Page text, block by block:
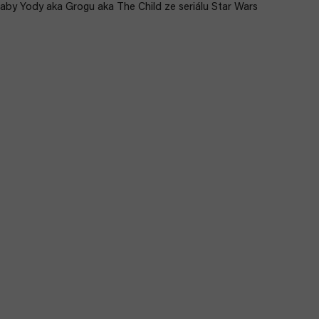
Yody aka Grogu aka The Child ze seriálu Star Wars